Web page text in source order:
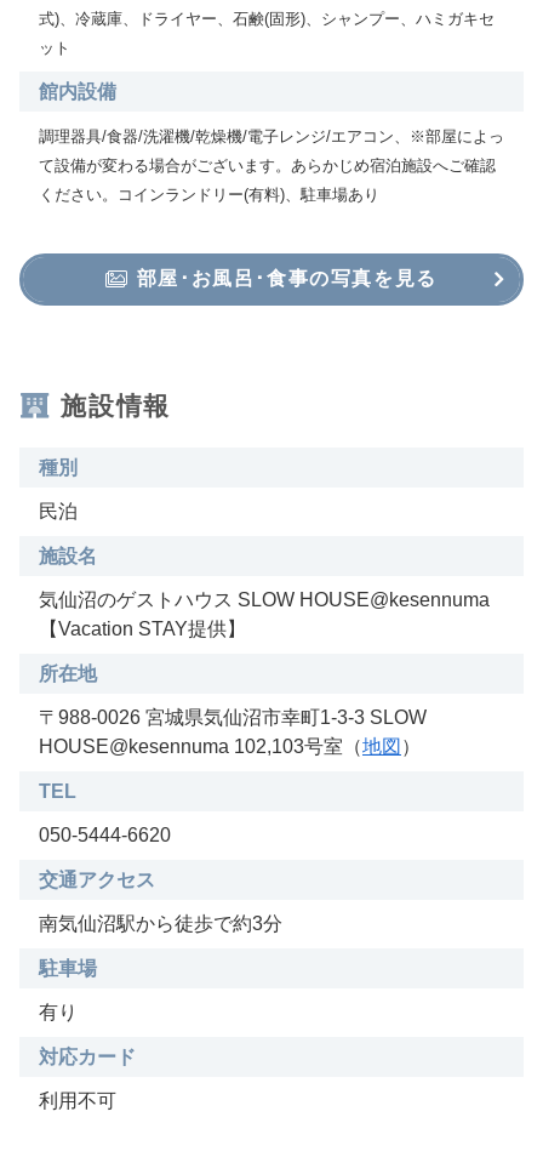
式)、冷蔵庫、ドライヤー、石鹸(固形)、シャンプー、ハミガキセ
ット
館内設備
調理器具/食器/洗濯機/乾燥機/電子レンジ/エアコン、※部屋によっ
て設備が変わる場合がございます。あらかじめ宿泊施設へご確認
ください。コインランドリー(有料)、駐車場あり
部屋･お風呂･食事の写真を見る
施設情報
種別
民泊
施設名
気仙沼のゲストハウス SLOW HOUSE@kesennuma
【Vacation STAY提供】
所在地
〒988-0026 宮城県気仙沼市幸町1-3-3 SLOW
HOUSE@kesennuma 102,103号室（地図 ）
TEL
050-5444-6620
交通アクセス
南気仙沼駅から徒歩で約3分
駐車場
有り
対応カード
利用不可